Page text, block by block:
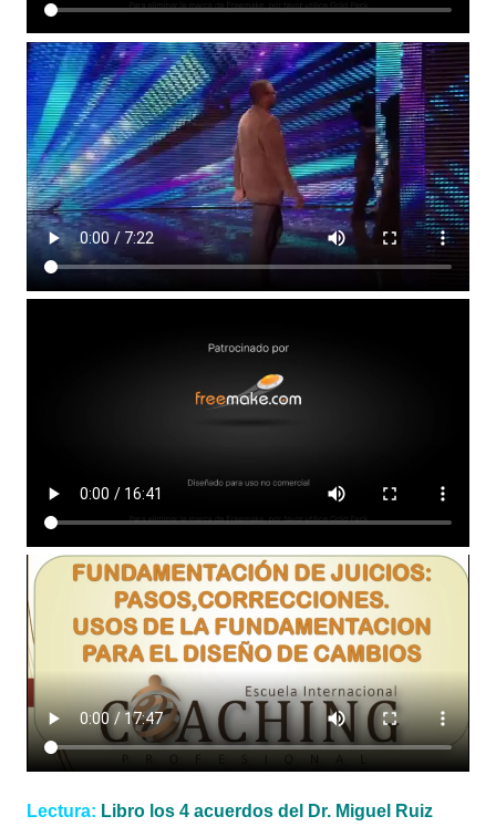
Lectura: Libro los 4 acuerdos del Dr. Miguel Ruiz